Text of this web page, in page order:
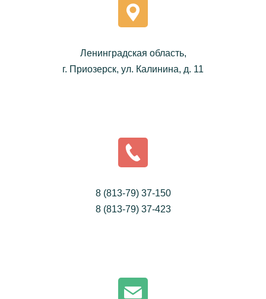
Ленинградская область,
г. Приозерск, ул. Калинина, д. 11
8 (813-79) 37-150
8 (813-79) 37-423